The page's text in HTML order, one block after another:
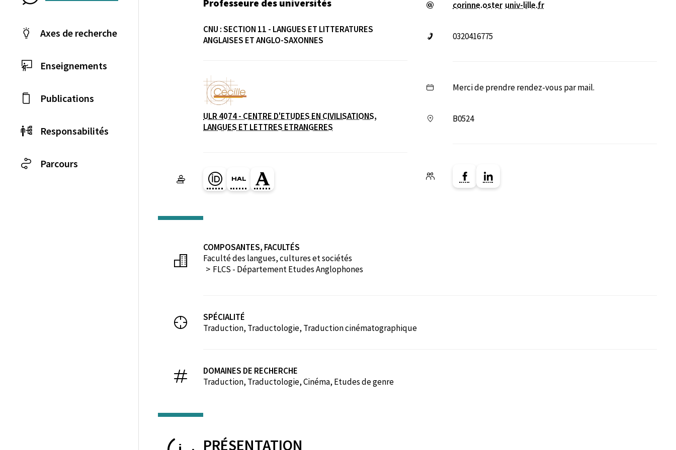
Professeure des universités
CNU :SECTION 11 - LANGUES ET LITTERATURES
ANGLAISES ET ANGLO-SAXONNES
Laboratoire / équipe
ULR 4074 - CENTRE D'ETUDES EN CIVILISATIONS,
LANGUES ET LETTRES ETRANGERES
Page Orcid du membre (Ouverture dans une nouvelle fenêtre)
HAL corinne-oster (Ouverture dans une nouvelle fenêtre)
Page Academia du membre (Ouverture dans une nouvelle fenêtre)
corinne.oster univ-lille.fr
0320416775
Merci de prendre rendez-vous par mail.
B0524
Lien vers la page Facebook ( Nouvelle fenêtre)
Lien vers la page Linkedin ( Nouvelle
COMPOSANTES, FACULTÉS
Faculté des langues, cultures et sociétés
FLCS - Département Etudes Anglophones
SPÉCIALITÉ
Traduction, Traductologie, Traduction cinématographique
DOMAINES DE RECHERCHE
Traduction, Traductologie, Cinéma, Etudes de genre
Axes de recherche
Enseignements
Publications
Responsabilités
Parcours
PRÉSENTATION